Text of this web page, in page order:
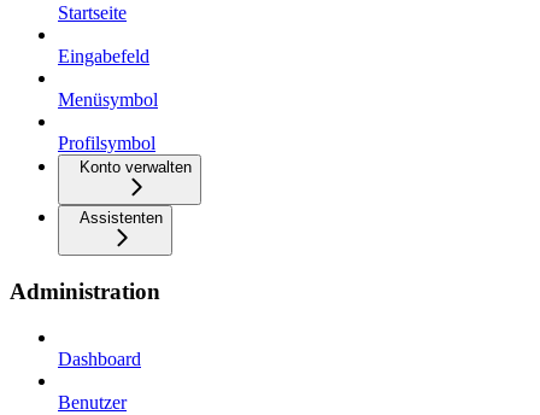
Startseite
Eingabefeld
Menüsymbol
Profilsymbol
Konto verwalten
Assistenten
Administration
Dashboard
Benutzer